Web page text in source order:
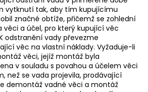
vytknutí tak, aby tím kupujícímu
značné obtíže, přičemž se zohlední
věci a účel, pro který kupující věc
odstranění vady převezme
věc na vlastní náklady. Vyžaduje-li
věci, jejíž montáž byla
v souladu s povahou a účelem věci
než se vada projevila, prodávající
demontáž vadné věci a montáž